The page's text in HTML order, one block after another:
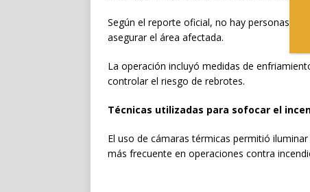
Según el reporte oficial, no hay personas
asegurar el área afectada.
La operación incluyó medidas de
controlar el riesgo de rebrotes.
Técnicas utilizadas para sofocar el
El uso de cámaras térmicas permitió
más frecuente en operaciones contra